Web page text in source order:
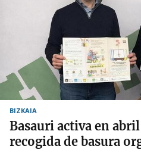
BIZKAIA
Basauri activa en
recogida de basura